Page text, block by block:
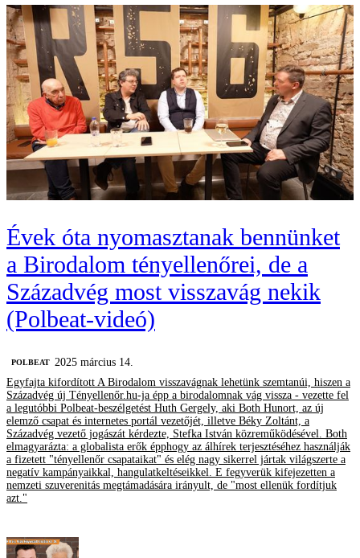
Évek óta nyomasztanak bennünket
a Birodalom tényellenőrei, de a
Századvég most visszavág nekik
(Polbeat-videó)
‎POLBEAT
2025 március 14.
Egyfajta kifordított A Birodalom visszavágnak lehetünk szemtanúi, hiszen a
Századvég új Tényellenőr.hu-ja épp a birodalomnak vág vissza - vezette fel
a legutóbbi Polbeat-beszélgetést Huth Gergely, aki Both Hunort, az új
elemző csapat és internetes portál vezetőjét, illetve Béky Zoltánt, a
Századvég vezető jogászát kérdezte, Stefka István közreműködésével. Both
elmagyarázta: a globalista erők épphogy az álhírek terjesztéséhez használják
a fizetett "tényellenőr csapataikat" és elég nagy sikerrel jártak világszerte a
negatív kampányaikkal, hangulatkeltéseikkel. E fegyverük kifejezetten a
nemzeti szuverenitás megtámadására irányult, de "most ellenük fordítjuk
azt."